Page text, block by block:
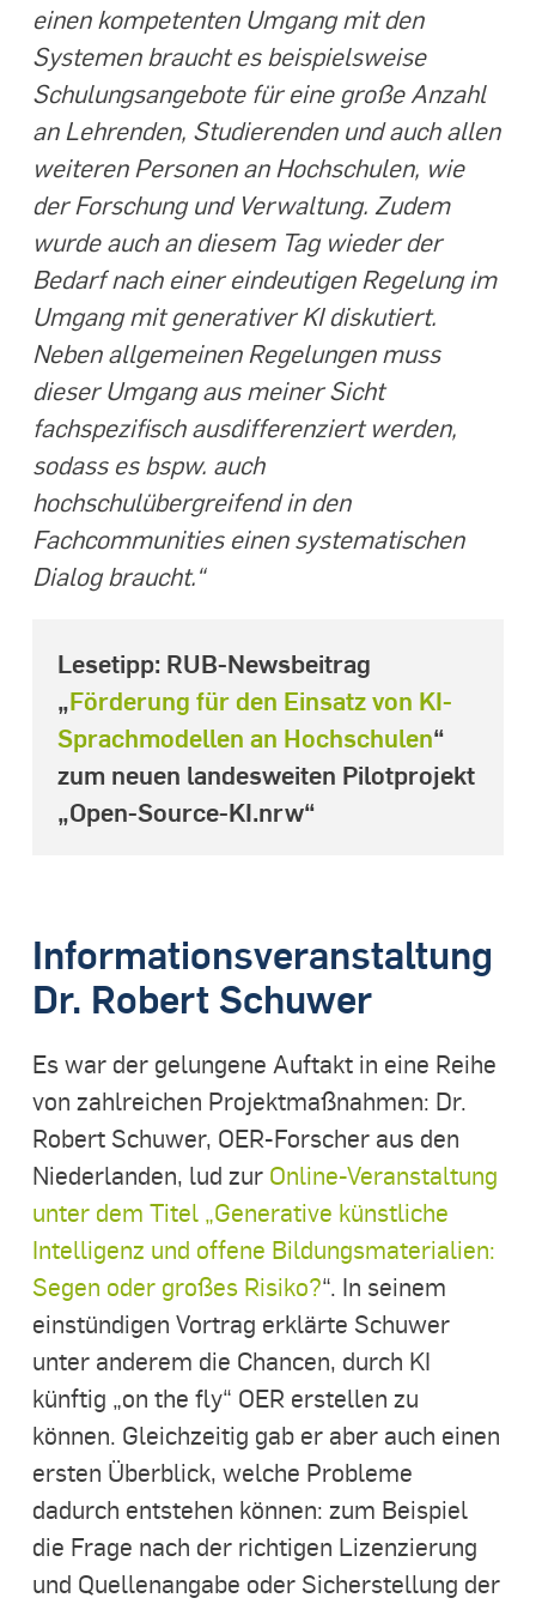
einen kompetenten Umgang mit den
Systemen braucht es beispielsweise
Schulungsangebote für eine große Anzahl
an Lehrenden, Studierenden und auch allen
weiteren Personen an Hochschulen, wie
der Forschung und Verwaltung. Zudem
wurde auch an diesem Tag wieder der
Bedarf nach einer eindeutigen Regelung im
Umgang mit generativer KI diskutiert.
Neben allgemeinen Regelungen muss
dieser Umgang aus meiner Sicht
fachspezifisch ausdifferenziert werden,
sodass es bspw. auch
hochschulübergreifend in den
Fachcommunities einen systematischen
Dialog braucht.“
Lesetipp: RUB-Newsbeitrag
„Förderung für den Einsatz von KI-
Sprachmodellen an Hochschulen“
zum neuen landesweiten Pilotprojekt
„Open-Source-KI.nrw“
Informationsveranstaltung
Dr. Robert Schuwer
Es war der gelungene Auftakt in eine Reihe
von zahlreichen Projektmaßnahmen: Dr.
Robert Schuwer, OER-Forscher aus den
Niederlanden, lud zur Online-Veranstaltung
unter dem Titel „Generative künstliche
Intelligenz und offene Bildungsmaterialien:
Segen oder großes Risiko?“. In seinem
einstündigen Vortrag erklärte Schuwer
unter anderem die Chancen, durch KI
künftig „on the fly“ OER erstellen zu
können. Gleichzeitig gab er aber auch einen
ersten Überblick, welche Probleme
dadurch entstehen können: zum Beispiel
die Frage nach der richtigen Lizenzierung
und Quellenangabe oder Sicherstellung der